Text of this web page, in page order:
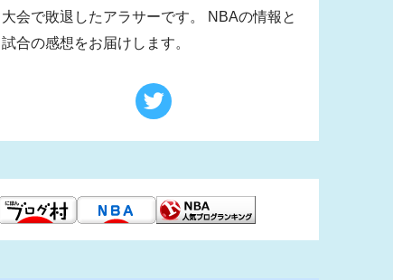
大会で敗退したアラサーです。 NBAの情報と
試合の感想をお届けします。